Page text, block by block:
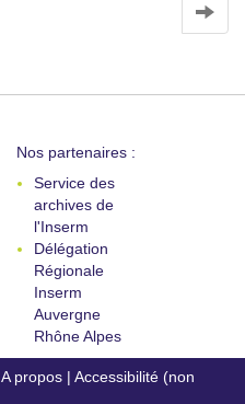
Nos partenaires :
Service des
archives de
l'Inserm
Délégation
Régionale
Inserm
Auvergne
Rhône Alpes
A propos | Accessibilité (non